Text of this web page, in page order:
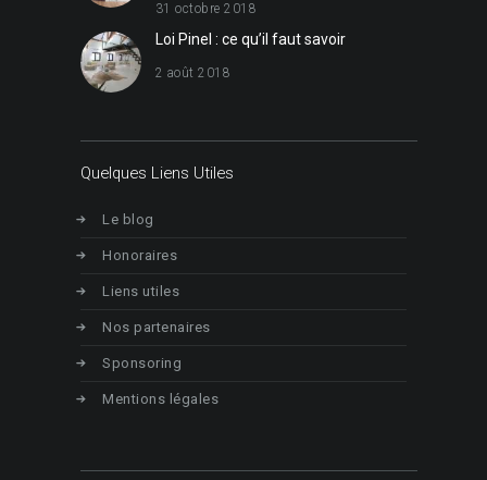
31 octobre 2018
Loi Pinel : ce qu’il faut savoir
2 août 2018
Quelques Liens Utiles
Le blog
Honoraires
Liens utiles
Nos partenaires
Sponsoring
Mentions légales